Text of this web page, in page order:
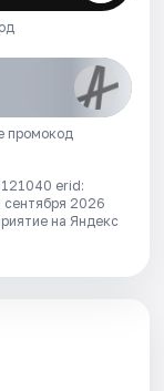
промокод
erid:
сентября 2026
на Яндекс